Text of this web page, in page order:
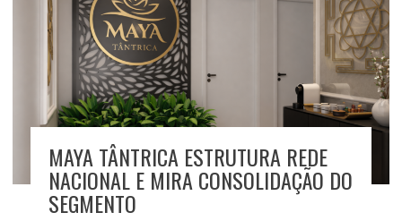
MAYA TÂNTRICA ESTRUTURA REDE
NACIONAL E MIRA CONSOLIDAÇÃO DO
SEGMENTO